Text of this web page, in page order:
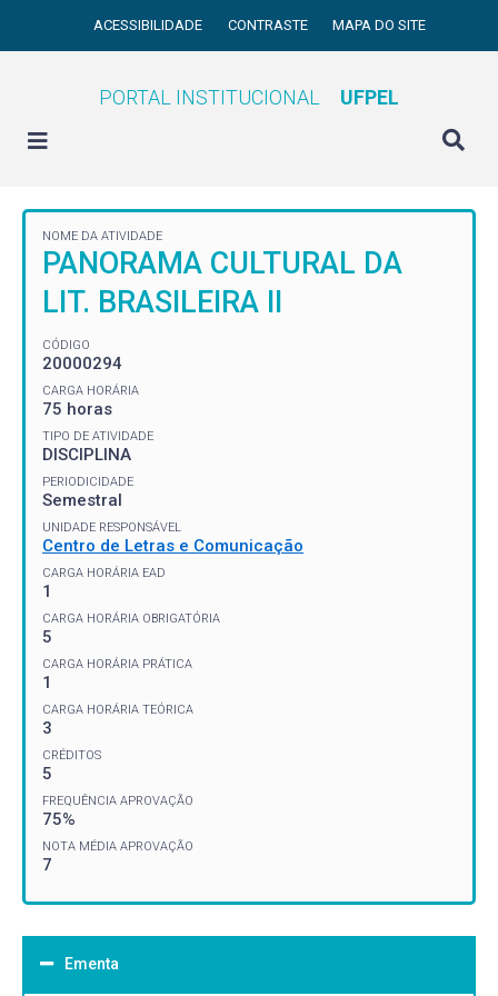
ACESSIBILIDADE CONTRASTE MAPA DO SITE
PORTAL INSTITUCIONAL UFPEL
NOME DA ATIVIDADE
PANORAMA CULTURAL DA
LIT. BRASILEIRA II
CÓDIGO
20000294
CARGA HORÁRIA
75 horas
TIPO DE ATIVIDADE
DISCIPLINA
PERIODICIDADE
Semestral
UNIDADE RESPONSÁVEL
Centro de Letras e Comunicação
CARGA HORÁRIA EAD
1
CARGA HORÁRIA OBRIGATÓRIA
5
CARGA HORÁRIA PRÁTICA
1
CARGA HORÁRIA TEÓRICA
3
CRÉDITOS
5
FREQUÊNCIA APROVAÇÃO
75%
NOTA MÉDIA APROVAÇÃO
7
Ementa